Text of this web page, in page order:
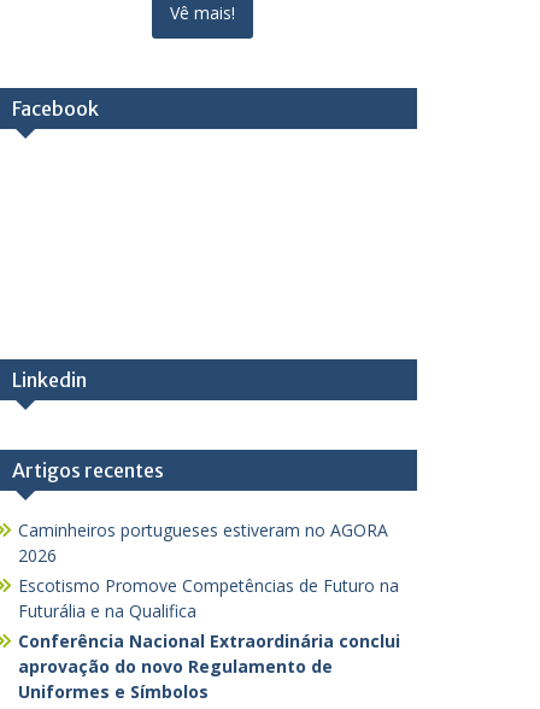
Vê mais!
Facebook
Linkedin
Artigos recentes
Caminheiros portugueses estiveram no AGORA
2026
Escotismo Promove Competências de Futuro na
Futurália e na Qualifica
Conferência Nacional Extraordinária conclui
aprovação do novo Regulamento de
Uniformes e Símbolos